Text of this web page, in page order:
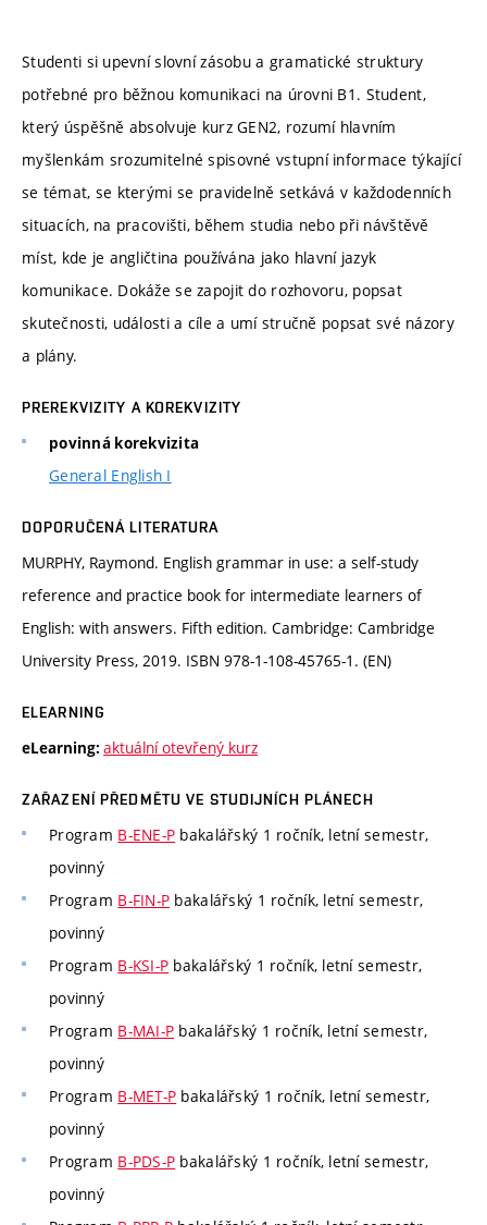
Studenti si upevní slovní zásobu a gramatické struktury
potřebné pro běžnou komunikaci na úrovni B1. Student,
který úspěšně absolvuje kurz GEN2, rozumí hlavním
myšlenkám srozumitelné spisovné vstupní informace týkající
se témat, se kterými se pravidelně setkává v každodenních
situacích, na pracovišti, během studia nebo při návštěvě
míst, kde je angličtina používána jako hlavní jazyk
komunikace. Dokáže se zapojit do rozhovoru, popsat
skutečnosti, události a cíle a umí stručně popsat své názory
a plány.
PREREKVIZITY A KOREKVIZITY
povinná korekvizita
General English I
DOPORUČENÁ LITERATURA
MURPHY, Raymond. English grammar in use: a self-study
reference and practice book for intermediate learners of
English: with answers. Fifth edition. Cambridge: Cambridge
University Press, 2019. ISBN 978-1-108-45765-1. (EN)
ELEARNING
eLearning: aktuální otevřený kurz
ZAŘAZENÍ PŘEDMĚTU VE STUDIJNÍCH PLÁNECH
Program B-ENE-P bakalářský 1 ročník, letní semestr,
povinný
Program B-FIN-P bakalářský 1 ročník, letní semestr,
povinný
Program B-KSI-P bakalářský 1 ročník, letní semestr,
povinný
Program B-MAI-P bakalářský 1 ročník, letní semestr,
povinný
Program B-MET-P bakalářský 1 ročník, letní semestr,
povinný
Program B-PDS-P bakalářský 1 ročník, letní semestr,
povinný